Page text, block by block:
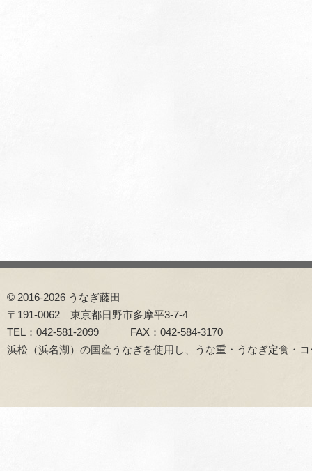
© 2016-2026 うなぎ藤田
〒191-0062 東京都日野市多摩平3-7-4
TEL：042-581-2099 FAX：042-584-3170
浜松（浜名湖）の国産うなぎを使用し、うな重・うなぎ定食・